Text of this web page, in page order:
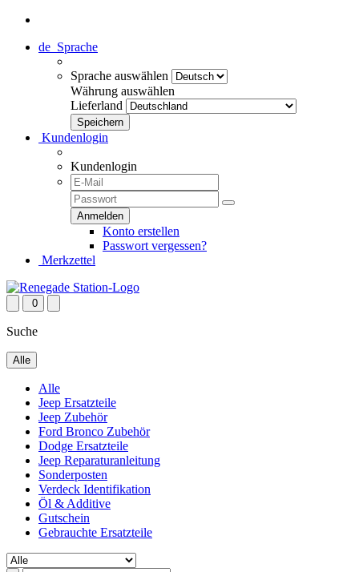
de Sprache
Sprache auswählen
Währung auswählen
Lieferland
Kundenlogin
Kundenlogin
Konto erstellen
Passwort vergessen?
Merkzettel
0
Suche
Alle
Alle
Jeep Ersatzteile
Jeep Zubehör
Ford Bronco Zubehör
Dodge Ersatzteile
Jeep Reparaturanleitung
Sonderposten
Verdeck Identifikation
Öl & Additive
Gutschein
Gebrauchte Ersatzteile